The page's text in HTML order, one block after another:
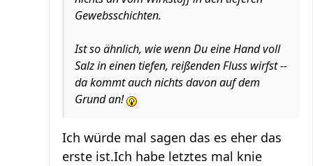
Gewebsschichten.
Ist so ähnlich, wie wenn Du eine Hand voll
Salz in einen tiefen, reißenden Fluss wirfst --
da kommt auch nichts davon auf dem
Grund an!
Ich würde mal sagen das es eher das
erste ist.Ich habe letztes mal knie